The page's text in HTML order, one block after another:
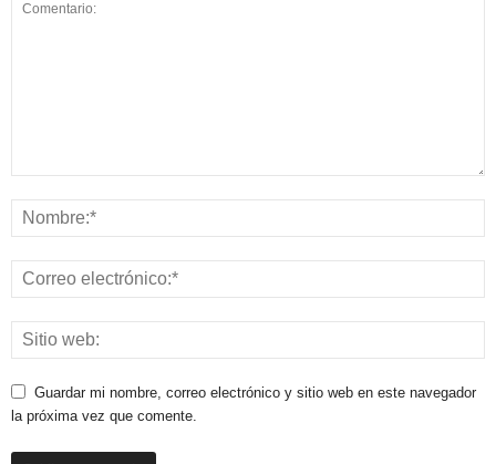
Guardar mi nombre, correo electrónico y sitio web en este navegador
la próxima vez que comente.